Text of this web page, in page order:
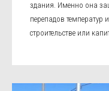
здания. Именно она
перепадов температур
строительстве или